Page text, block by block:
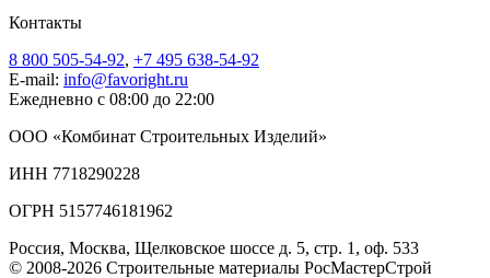
Контакты
8 800 505-54-92, +7 495 638-54-92
E-mail: info@favoright.ru
Ежедневно с 08:00 до 22:00
ООО «Комбинат Строительных Изделий»
ИНН 7718290228
ОГРН 5157746181962
Россия, Москва, Щелковское шоссе д. 5, стр. 1, оф. 533
© 2008-2026 Строительные материалы РосМастерСтрой